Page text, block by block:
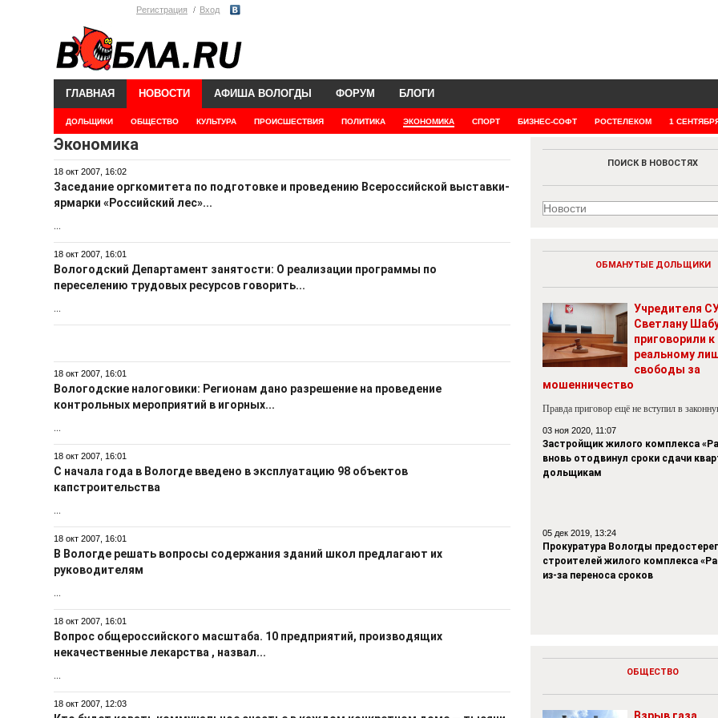
Регистрация Вход
ГЛАВНАЯ НОВОСТИ
ДОЛЬЩИКИ ОБЩЕСТВО КУЛЬТУРА ПРОИСШЕСТВИЯ ПОЛИТИКА ЭКОНОМИКА СПОРТ БИЗНЕС-СОФТ РОСТЕЛЕКОМ 1
АФИША ВОЛОГДЫ ФОРУМ БЛОГИ
Экономика
18 окт 2007, 16:02
Заседание оргкомитета по подготовке и проведению Всероссийской выставки-
ярмарки «Российский лес»...
...
18 окт 2007, 16:01
Вологодский Департамент занятости: О реализации программы по
переселению трудовых ресурсов говорить...
...
18 окт 2007, 16:01
Вологодские налоговики: Регионам дано разрешение на проведение
контрольных мероприятий в игорных...
...
18 окт 2007, 16:01
С начала года в Вологде введено в эксплуатацию 98 объектов
капстроительства
...
18 окт 2007, 16:01
В Вологде решать вопросы содержания зданий школ предлагают их
руководителям
...
18 окт 2007, 16:01
Вопрос общероссийского масштаба. 10 предприятий, производящих
некачественные лекарства , назвал...
...
18 окт 2007, 12:03
ПОИСК В НОВОСТЯХ
ОБМАНУТЫЕ ДОЛЬЩИКИ
Учредителя
Светлану
приговорили к
реальному
свободы за
мошенничество
Правда приговор ещё не вступил в
03 ноя 2020, 11:07
Застройщик жилого комплекса
вновь отодвинул сроки сдачи
дольщикам
05 дек 2019, 13:24
Прокуратура Вологды
строителей жилого комплекса
из-за переноса сроков
ОБЩЕСТВО